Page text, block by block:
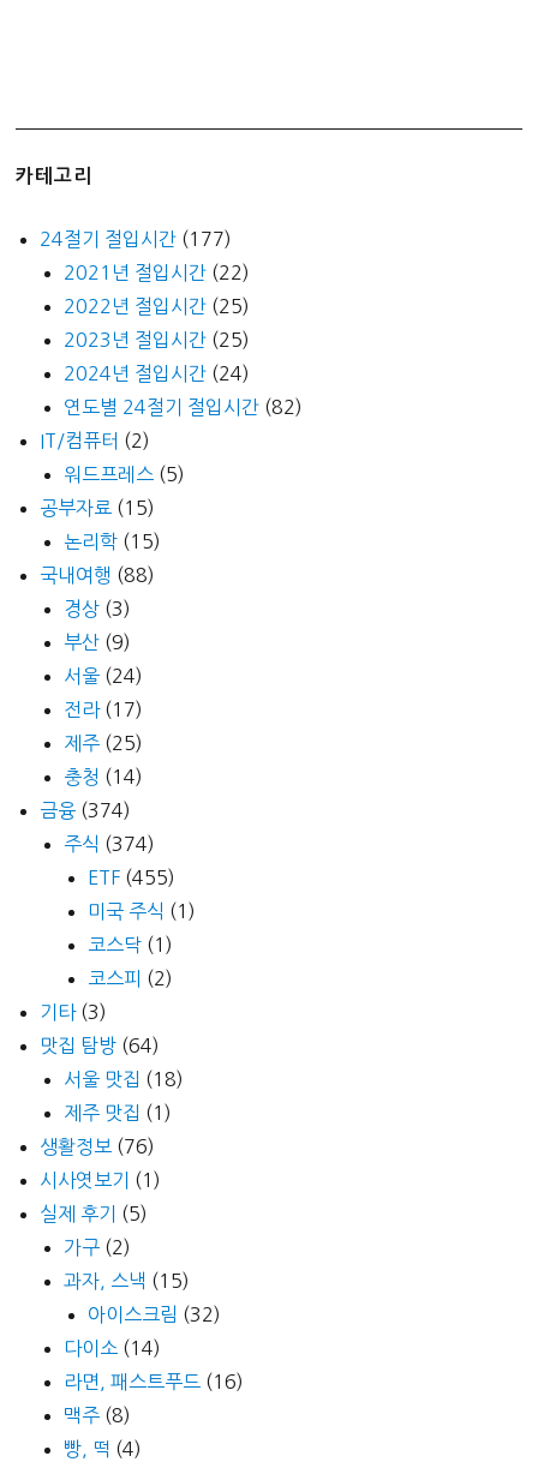
카테고리
24절기 절입시간 (177)
2021년 절입시간 (22)
2022년 절입시간 (25)
2023년 절입시간 (25)
2024년 절입시간 (24)
연도별 24절기 절입시간 (82)
IT/컴퓨터 (2)
워드프레스 (5)
공부자료 (15)
논리학 (15)
국내여행 (88)
경상 (3)
부산 (9)
서울 (24)
전라(17)
제주 (25)
충청 (14)
금융 (374)
주식 (374)
ETF (455)
미국 주식 (1)
코스닥 (1)
코스피 (2)
기타(3)
맛집 탐방 (64)
서울 맛집 (18)
제주 맛집 (1)
생활정보 (76)
시사엿보기
(1)
실제 후기
(5)
가구 (2)
과자, 스낵 (15)
아이스크림 (32)
다이소 (14)
라면, 패스트푸드 (16)
맥주 (8)
빵, 떡 (4)